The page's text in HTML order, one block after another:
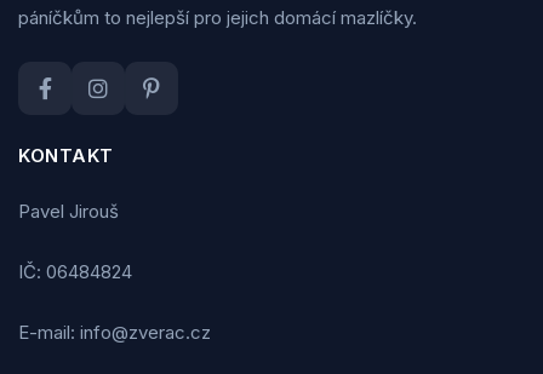
páníčkům to nejlepší pro jejich domácí mazlíčky.
KONTAKT
Pavel Jirouš
IČ: 06484824
E-mail: info@zverac.cz